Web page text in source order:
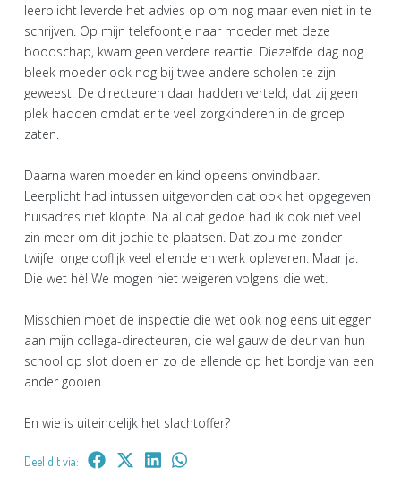
leerplicht leverde het advies op om nog maar even niet in te
schrijven. Op mijn telefoontje naar moeder met deze
boodschap, kwam geen verdere reactie. Diezelfde dag nog
bleek moeder ook nog bij twee andere scholen te zijn
geweest. De directeuren daar hadden verteld, dat zij geen
plek hadden omdat er te veel zorgkinderen in de groep
zaten.
Daarna waren moeder en kind opeens onvindbaar.
Leerplicht had intussen uitgevonden dat ook het opgegeven
huisadres niet klopte. Na al dat gedoe had ik ook niet veel
zin meer om dit jochie te plaatsen. Dat zou me zonder
twijfel ongelooflijk veel ellende en werk opleveren. Maar ja.
Die wet hè! We mogen niet weigeren volgens die wet.
Misschien moet de inspectie die wet ook nog eens uitleggen
aan mijn collega-directeuren, die wel gauw de deur van hun
school op slot doen en zo de ellende op het bordje van een
ander gooien.
En wie is uiteindelijk het slachtoffer?
Deel dit via: